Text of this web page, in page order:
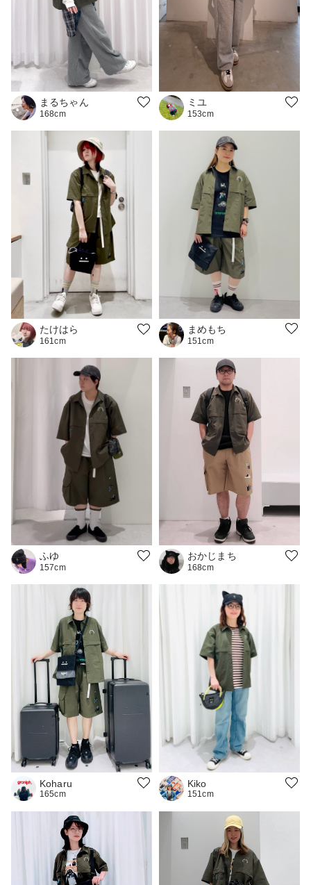
まるちゃん
168cm
ミユ
153cm
たけはら
161cm
まめもち
151cm
ふゆ
157cm
おかじまち
168cm
Koharu
165cm
Kiko
151cm